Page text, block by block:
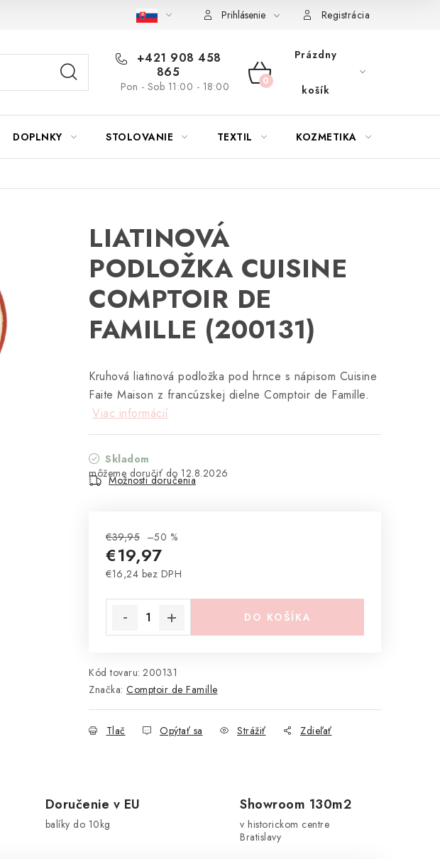
Návod na údržbu nábytku Reklamačný poriadok Pravidlá zliav a akcií
Prihlásenie Registrácia
+421 908 458
865
Pon - Sob 11:00 - 18:00
NÁKUPNÝ
Prázdny
košík
DOPLNKY STOLOVANIE TEXTIL KOZMETIKA
LIATINOVÁ
PODLOŽKA CUISINE
COMPTOIR DE
FAMILLE (200131)
Kruhová liatinová podložka pod hrnce s nápisom Cuisine
Faite Maison z francúzskej dielne Comptoir de Famille.
Viac informácií
Skladom
12.8.2026
Možnosti doručenia
€39,95 –50 %
€19,97
€16,24 bez DPH
DO KOŠÍKA
Kód tovaru: 200131
Značka: Comptoir de Famille
Tlač Opýtať sa Strážiť Zdieľať
Doručenie v EU
balíky do 10kg
Showroom 130m2
v historickom centre
Bratislavy